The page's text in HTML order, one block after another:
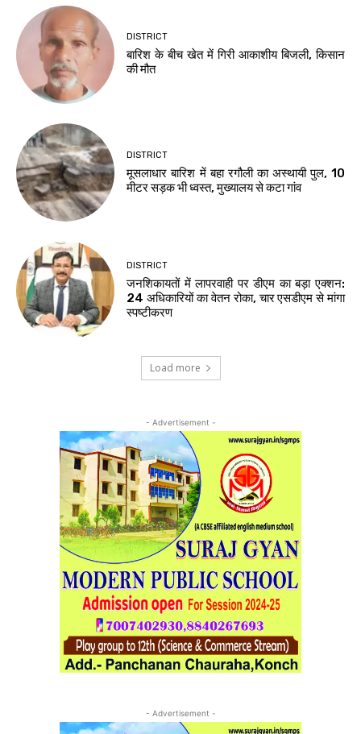
DISTRICT
बारिश के बीच खेत में गिरी आकाशीय बिजली, किसान
की मौत
DISTRICT
मूसलाधार बारिश में बहा रगौली का अस्थायी पुल, 10
मीटर सड़क भी ध्वस्त, मुख्यालय से कटा गांव
DISTRICT
जनशिकायतों में लापरवाही पर डीएम का बड़ा एक्शन:
24 अधिकारियों का वेतन रोका, चार एसडीएम से मांगा
स्पष्टीकरण
Load more
- Advertisement -
- Advertisement -